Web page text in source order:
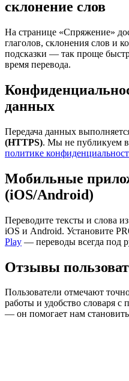
склонение слов
На странице «Спряжение»
глаголов, склонения слов и
подсказки — так проще
время перевода.
данных
Передача данных
(HTTPS). Мы не публикуем
политике
Мобильные
(iOS/Android)
Переводите тексты и слова из
iOS и Android. Установите
Play — переводы всегда под
Отзывы
Пользователи отмечают
работы и удобство словаря с
— он помогает нам